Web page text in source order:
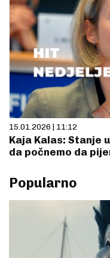
15.01.2026 | 11:12
Kaja Kalas: Stanje
da počnemo da
Popularno